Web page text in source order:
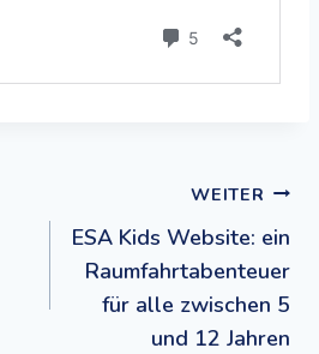
WEITER
ESA Kids Website: ein
Raumfahrtabenteuer
für alle zwischen 5
und 12 Jahren